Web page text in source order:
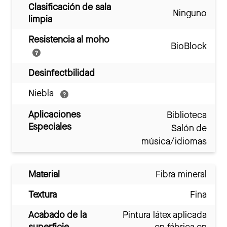
Clasificación de sala
limpia
Ninguno
Resistencia al moho
BioBlock
Desinfectbilidad
Niebla
Aplicaciones
Especiales
Biblioteca
Salón de
música/idiomas
Material
Fibra mineral
Textura
Fina
Acabado de la
Pintura látex aplicada